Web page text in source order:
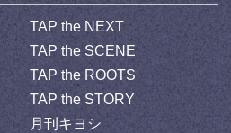
TAP the NEXT
TAP the SCENE
TAP the ROOTS
TAP the STORY
月刊キヨシ